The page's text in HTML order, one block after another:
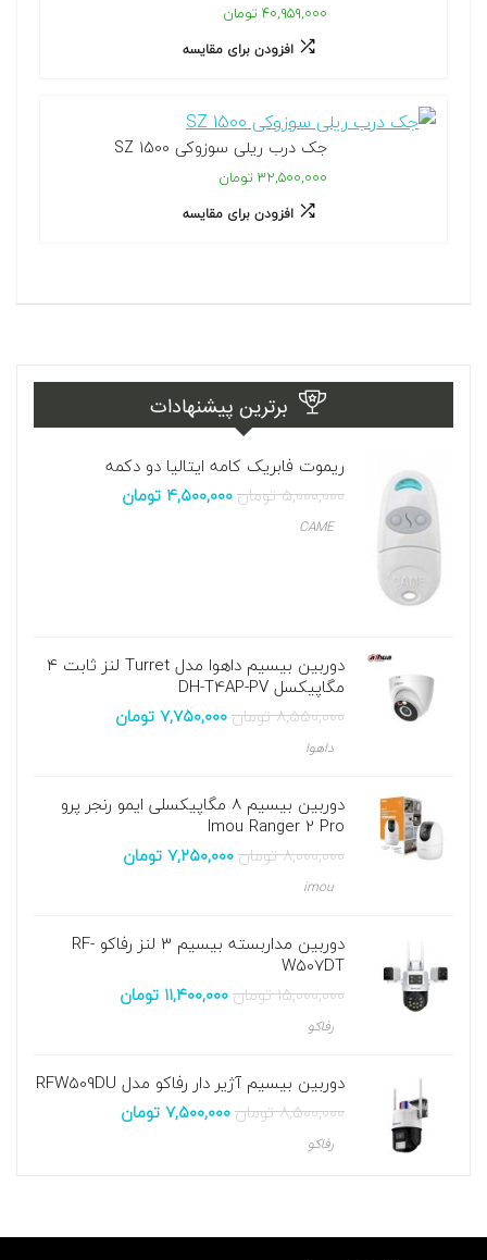
۴۰,۹۵۹,۰۰۰ تومان
افزودن برای مقایسه
جک درب ریلی سوزوکی SZ 1500
۳۲,۵۰۰,۰۰۰ تومان
افزودن برای مقایسه
برترین پیشنهادات
ریموت فابریک کامه ایتالیا دو دکمه
۵,۰۰۰,۰۰۰تومان۴,۵۰۰,۰۰۰ تومان
CAME
دوربین بیسیم داهوا مدل Turret لنز ثابت ۴
مگاپیکسل DH-T4AP-PV
۸,۵۵۰,۰۰۰تومان۷,۷۵۰,۰۰۰تومان
داهوا
دوربین بیسیم 8 مگاپیکسلی ایمو رنجر پرو
Imou Ranger 2 Pro
۸,۰۰۰,۰۰۰تومان۷,۲۵۰,۰۰۰تومان
imou
دوربین مداربسته بیسیم 3 لنز رفاکو RF-
W507DT
۱۵,۰۰۰,۰۰۰تومان۱۱,۴۰۰,۰۰۰ تومان
رفاکو
دوربین بیسیم آژیر دار رفاکو مدل RFW509DU
۸,۵۰۰,۰۰۰تومان۷,۵۰۰,۰۰۰تومان
رفاکو